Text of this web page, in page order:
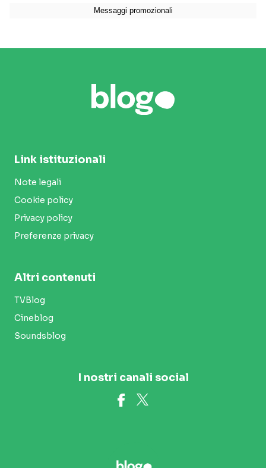
Link istituzionali
Note legali
Cookie policy
Privacy policy
Preferenze privacy
Altri contenuti
TVBlog
Cineblog
Soundsblog
I nostri canali social